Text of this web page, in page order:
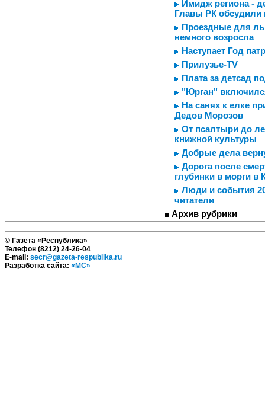
Имидж региона -
Главы РК обсудили
Проездные для
немного возросла
Наступает Год
Прилузье-TV
Плата за детсад
"Юрган"
На санях к елке
Дедов Морозов
От псалтыри до
книжной культуры
Добрые дела
Дорога после
глубинки в морги в
Люди и события
читатели
Архив рубрики
© Газета «Республика»
Телефон (8212) 24-26-04
E-mail: secr@gazeta-respublika.ru
Разработка сайта: «МС»